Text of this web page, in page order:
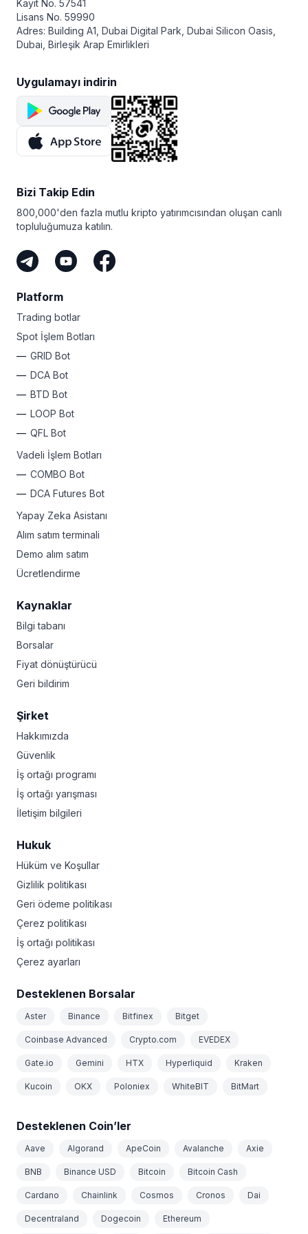
teknolojilerini benimseyerek, güçlü iç kontroller
uygulayarak ve yenilikçi ürünler sunarak istikrar, likidite
ve güvenilirlik konusundaki itibarını güçlendirmeye
ADA olur. Tam tersini örnek verecek olursak, her biri
0,40 USDT’den 15 ADA satmak istiyorsanız alım satım
ücretleriniz 15*0,40*%0,1=0,006 USDT olur.
Kayıt No. 57541
Lisans No. 59990
Adres: Building A1, Dubai Digital Park, Dubai Silicon Oasis,
Dubai, Birleşik Arap Emirlikleri
Uygulamayı indirin
Bizi Takip Edin
800,000'den fazla mutlu kripto yatırımcısından oluşan canlı
topluluğumuza katılın.
Platform
Trading botlar
Spot İşlem Botları
GRID Bot
DCA Bot
BTD Bot
LOOP Bot
QFL Bot
Vadeli İşlem Botları
COMBO Bot
DCA Futures Bot
Yapay Zeka Asistanı
Alım satım terminali
Demo alım satım
Ücretlendirme
Kaynaklar
Bilgi tabanı
Borsalar
Fiyat dönüştürücü
Geri bildirim
Şirket
Hakkımızda
Güvenlik
İş ortağı programı
İş ortağı yarışması
İletişim bilgileri
Hukuk
Hüküm ve Koşullar
Gizlilik politikası
Geri ödeme politikası
Çerez politikası
İş ortağı politikası
Çerez ayarları
Desteklenen Borsalar
Aster Binance Bitfinex Bitget
Coinbase Advanced Crypto.com EVEDEX
Gate.io Gemini HTX Hyperliquid Kraken
Kucoin OKX Poloniex WhiteBIT BitMart
Desteklenen Coin’ler
Aave Algorand ApeCoin Avalanche Axie
BNB Binance USD Bitcoin Bitcoin Cash
Cardano Chainlink Cosmos Cronos Dai
Decentraland Dogecoin Ethereum